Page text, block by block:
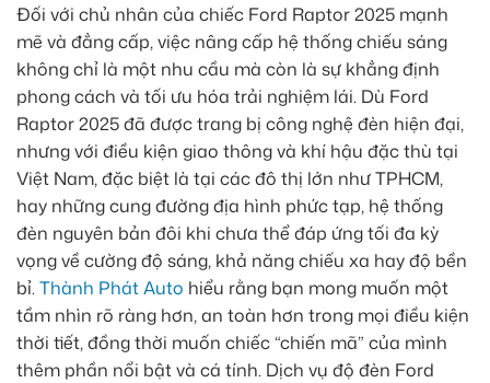
Đối với chủ nhân của chiếc Ford Raptor 2025 mạnh
mẽ và đẳng cấp, việc nâng cấp hệ thống chiếu sáng
không chỉ là một nhu cầu mà còn là sự khẳng định
phong cách và tối ưu hóa trải nghiệm lái. Dù Ford
Raptor 2025 đã được trang bị công nghệ đèn hiện đại,
nhưng với điều kiện giao thông và khí hậu đặc thù tại
Việt Nam, đặc biệt là tại các đô thị lớn như TPHCM,
hay những cung đường địa hình phức tạp, hệ thống
đèn nguyên bản đôi khi chưa thể đáp ứng tối đa kỳ
vọng về cường độ sáng, khả năng chiếu xa hay độ bền
bỉ.Thành Phát Auto hiểu rằng bạn mong muốn một
tầm nhìn rõ ràng hơn, an toàn hơn trong mọi điều kiện
thời tiết, đồng thời muốn chiếc “chiến mã” của mình
thêm phần nổi bật và cá tính. Dịch vụ độ đèn Ford